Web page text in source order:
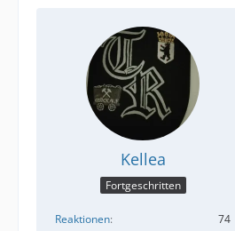
Kellea
Fortgeschritten
Reaktionen
74